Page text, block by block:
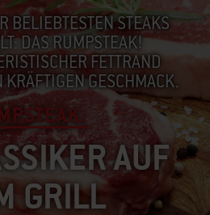
BELIEBTESTEN STEAKS
DAS RUMPSTEAK!
FETTRAND
KRÄFTIGEN GESCHMACK.
AUF
GRILL